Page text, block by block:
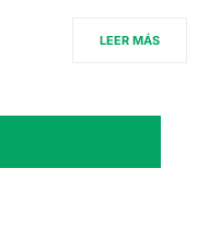
LEER MÁS